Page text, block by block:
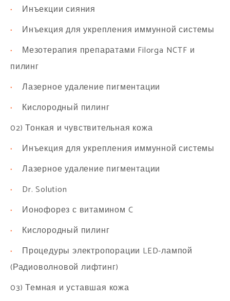
· Инъекции сияния
· Инъекция для укрепления иммунной системы
· Мезотерапия препаратами Filorga NCTF и
пилинг
· Лазерное удаление пигментации
· Кислородный пилинг
02) Тонкая и чувствительная кожа
· Инъекция для укрепления иммунной системы
· Лазерное удаление пигментации
· Dr. Solution
· Ионофорез с витамином C
· Кислородный пилинг
· Процедуры электропорации LED-лампой
(Радиоволновой лифтинг)
03) Темная и уставшая кожа